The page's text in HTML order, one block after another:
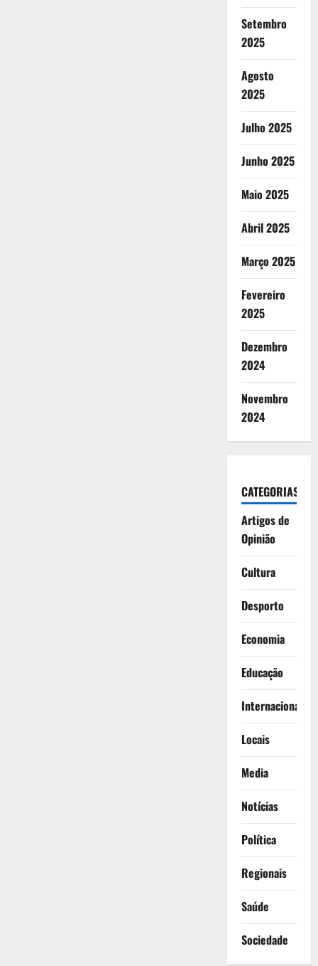
Setembro
2025
Agosto
2025
Julho 2025
Junho 2025
Maio 2025
Abril 2025
Março 2025
Fevereiro
2025
Dezembro
2024
Novembro
2024
CATEGORIAS
Artigos de
Opinião
Cultura
Desporto
Economia
Educação
Internacionais
Locais
Media
Notícias
Política
Regionais
Saúde
Sociedade